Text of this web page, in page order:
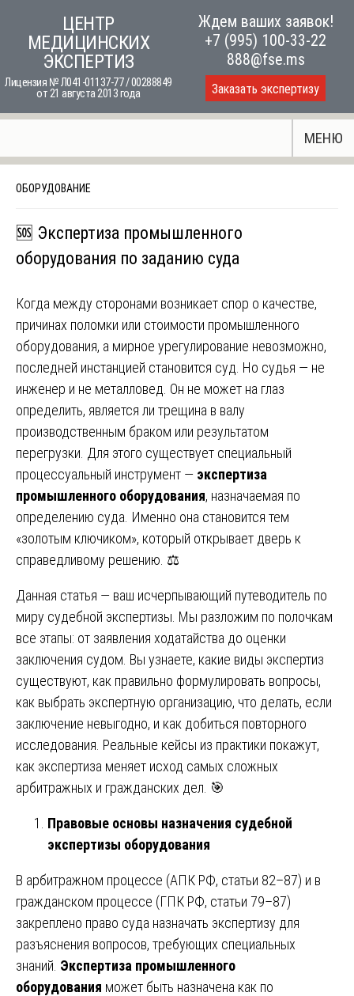
content
ЦЕНТР
МЕДИЦИНСКИХ
ЭКСПЕРТИЗ
Лицензия № Л041-01137-77 / 00288849
от 21 августа 2013 года
Ждем ваших заявок!
+7 (995) 100-33-22
888@fse.ms
Заказать экспертизу
МЕНЮ
ОБОРУДОВАНИЕ
🆘 Экспертиза промышленного
оборудования по заданию суда
Когда между сторонами возникает спор о качестве,
причинах поломки или стоимости промышленного
оборудования, а мирное урегулирование невозможно,
последней инстанцией становится суд. Но судья — не
инженер и не металловед. Он не может на глаз
определить, является ли трещина в валу
производственным браком или результатом
перегрузки. Для этого существует специальный
процессуальный инструмент — экспертиза
промышленного оборудования, назначаемая по
определению суда. Именно она становится тем
«золотым ключиком», который открывает дверь к
справедливому решению. ⚖️
Данная статья — ваш исчерпывающий путеводитель по
миру судебной экспертизы. Мы разложим по полочкам
все этапы: от заявления ходатайства до оценки
заключения судом. Вы узнаете, какие виды экспертиз
существуют, как правильно формулировать вопросы,
как выбрать экспертную организацию, что делать, если
заключение невыгодно, и как добиться повторного
исследования. Реальные кейсы из практики покажут,
как экспертиза меняет исход самых сложных
арбитражных и гражданских дел. 🎯
Правовые основы назначения судебной
экспертизы оборудования
В арбитражном процессе (АПК РФ, статьи 82–87) и в
гражданском процессе (ГПК РФ, статьи 79–87)
закреплено право суда назначать экспертизу для
разъяснения вопросов, требующих специальных
знаний. Экспертиза промышленного
оборудования может быть назначена как по